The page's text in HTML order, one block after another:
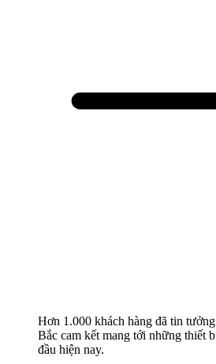
Hơn 1.000 khách hàng đã tin
Bắc cam kết mang tới những thiết
đầu hiện nay.